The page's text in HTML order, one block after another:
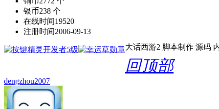
银币238 个
在线时间19520
注册时间2006-09-13
大话西游2 脚本制作 源码
回顶部
dengzhou2007